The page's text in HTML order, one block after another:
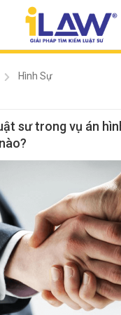
Hình Sự
sư trong vụ án